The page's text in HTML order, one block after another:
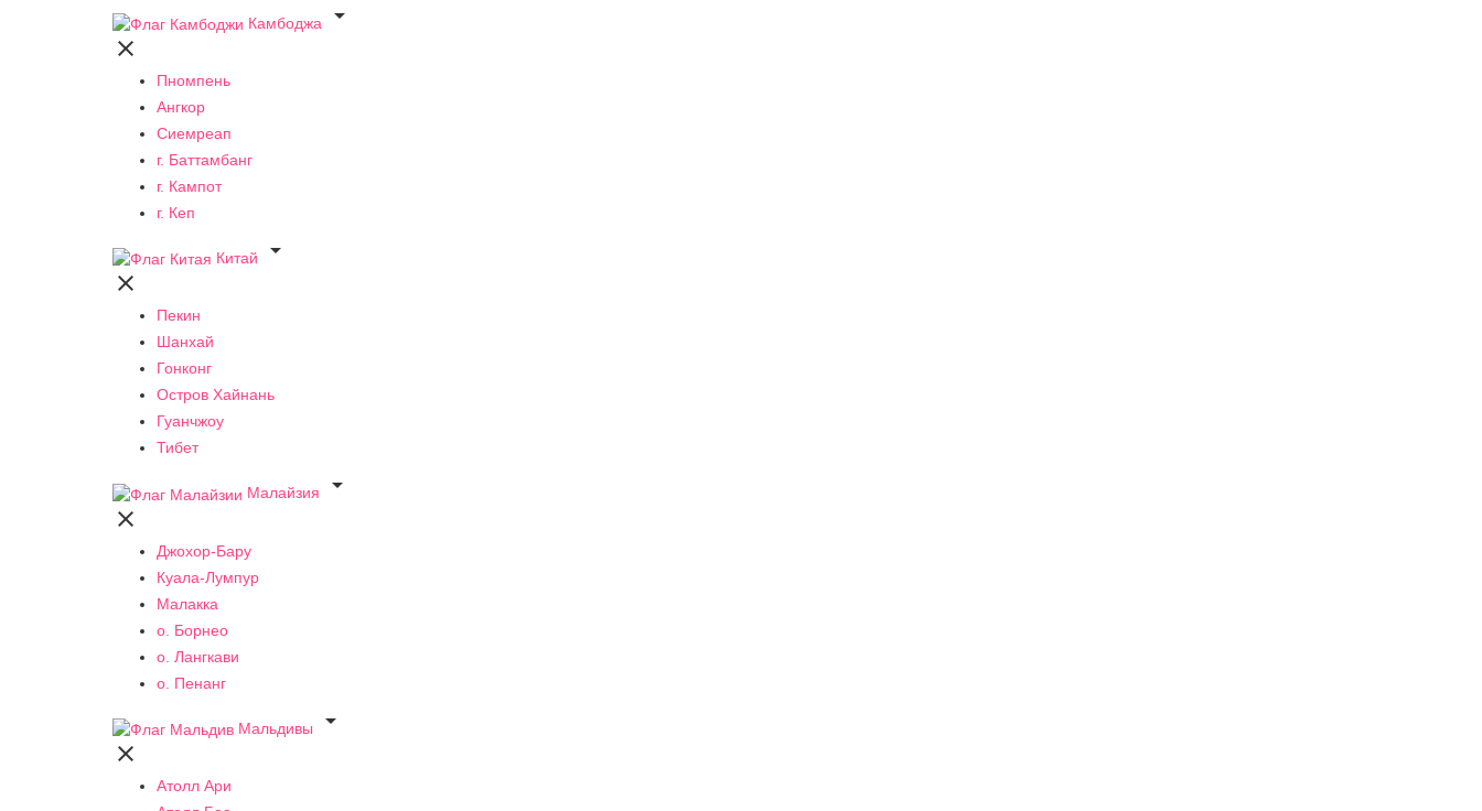
Камбоджа


Пномпень
Ангкор
Сиемреап
г. Баттамбанг
г. Кампот
г. Кеп
Китай


Пекин
Шанхай
Гонконг
Остров Хайнань
Гуанчжоу
Тибет
Малайзия


Джохор-Бару
Куала-Лумпур
Малакка
о. Борнео
о. Лангкави
о. Пенанг
Мальдивы


Атолл Ари